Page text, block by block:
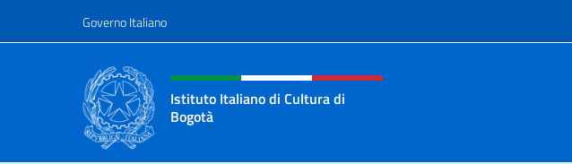
Governo Italiano
Intestazione sito, social e menù
Istituto Italiano di Cultura di
Bogotà